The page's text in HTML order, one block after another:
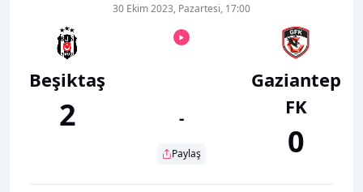
Beşiktaş
2
30 Ekim 2023, Pazartesi, 17:00
-
Paylaş
Gaziantep
FK
0